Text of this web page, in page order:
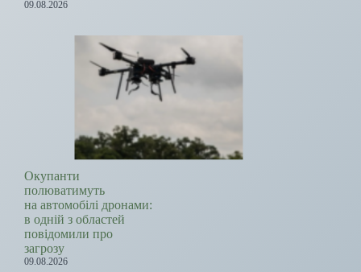
09.08.2026
Окупанти
полюватимуть
на автомобілі дронами:
в одній з областей
повідомили про
загрозу
09.08.2026